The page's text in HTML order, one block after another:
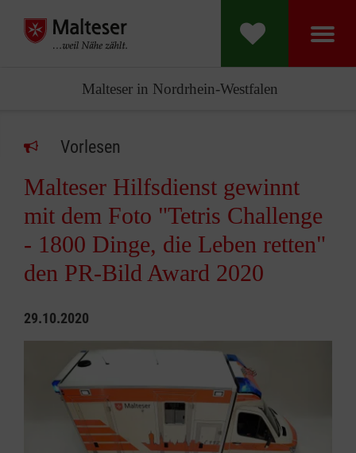
Malteser in Nordrhein-Westfalen
Vorlesen
Malteser Hilfsdienst gewinnt
mit dem Foto "Tetris Challenge
- 1800 Dinge, die Leben retten"
den PR-Bild Award 2020
29.10.2020